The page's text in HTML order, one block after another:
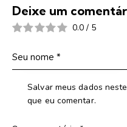
Deixe um
0.0 / 5
Salvar meus dados
que eu comentar.